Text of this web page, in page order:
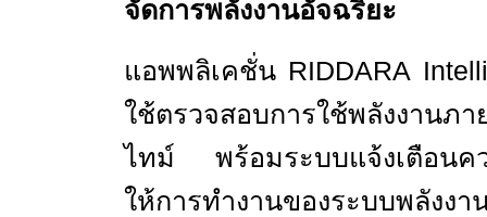
จัดการพลังงานอัจฉริยะ
แอพพลิเคชั่น RIDDARA
ใช้ตรวจสอบการใช้พลังงานภา
ไทม์ พร้อมระบบแจ้งเตือน
ให้การทำงานของระบบพลังงา